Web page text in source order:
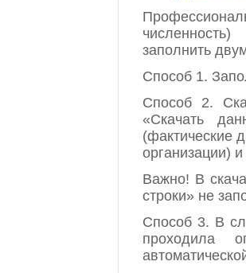
заполнить
Способ 1.
Способ 2.
«Скачать
(фактические
организации)
Важно! В
строки» не
Способ 3. В
проходила